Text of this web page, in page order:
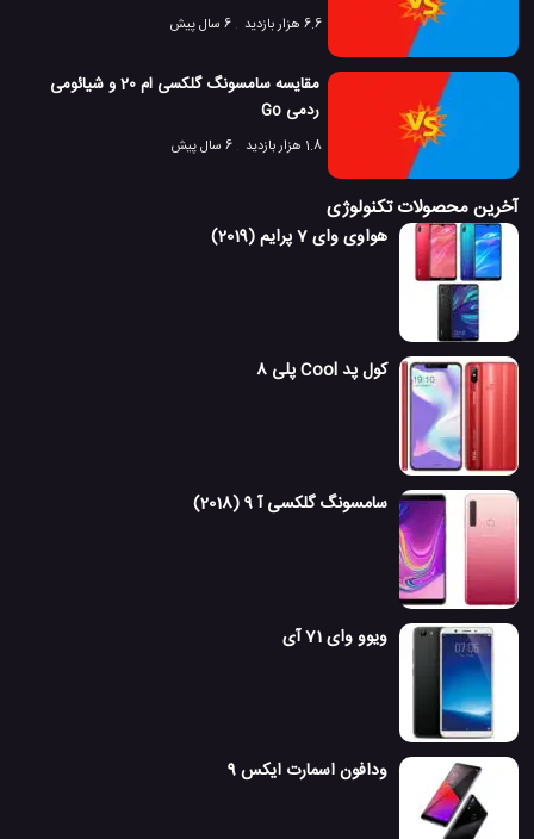
6.6 هزار بازدید 6 سال پیش
مقایسه سامسونگ گلکسی ام 20 و شیائومی
ردمی Go
1.8 هزار بازدید 6 سال پیش
آخرین محصولات تکنولوژی
هواوی وای 7 پرایم (2019)
کول پد Cool پلی 8
سامسونگ گلکسی آ 9 (2018)
ویوو وای 71 آی
ودافون اسمارت ایکس 9